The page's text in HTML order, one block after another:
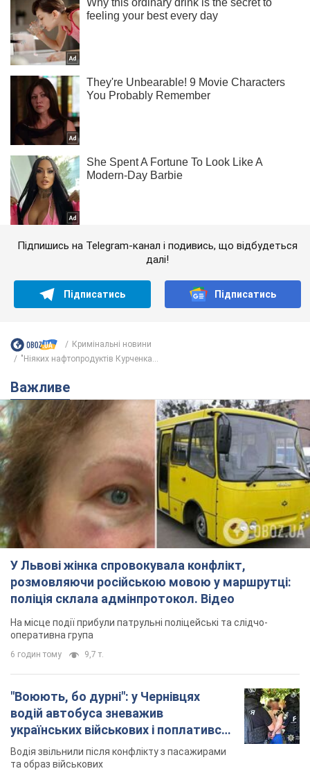
Підпишись на Telegram-канал і подивись, що відбудеться
далі!
Підписатись Підписатись
Кримінальні новини
"Ніяких нафтопродуктів Курченка...
Важливе
У Львові жінка спровокувала конфлікт,
розмовляючи російською мовою у маршрутці:
поліція склала адмінпротокол. Відео
На місце події прибули патрульні поліцейські та слідчо-
оперативна група
6 годин тому 9,7 т.
"Воюють, бо дурні": у Чернівцях
водій автобуса зневажив
українських військових і поплатився.
Відео
Водія звільнили після конфлікту з пасажирами
та образ військових